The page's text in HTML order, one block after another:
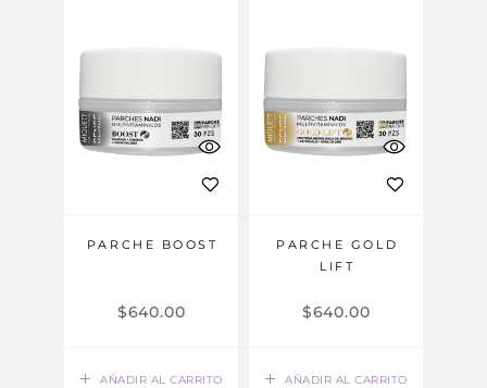
AÑADIR AL CARRITO
PARCHE BOOST
$640.00
AÑADIR AL CARRITO
PARCHE GOLD
LIFT
$640.00